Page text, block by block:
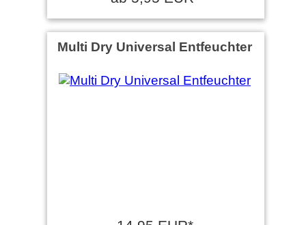
Multi Dry Universal Entfeuchter